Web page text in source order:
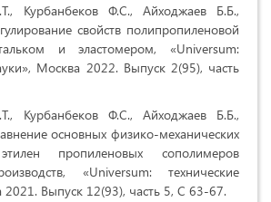
Курбанбеков Ф.С., Айходжаев Б.Б.,
свойств полипропиленовой
и эластомером, «Universum:
Москва 2022. Выпуск 2(95), часть
Курбанбеков Ф.С., Айходжаев Б.Б.,
основных физико-механических
пропиленовых сополимеров
«Universum: технические
2021. Выпуск 12(93), часть 5, С 63-67.